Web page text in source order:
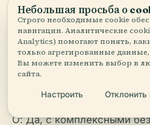
О: В основном для
самостоятельные
использованием ресурсов
центра NTU.
В: Доступен ли
посетителей с
О: Да, с комплексными
Небольшая просьба о
Строго необходимые cookie
навигации. Аналитические
Analytics) помогают понять,
только агрегированные
Вы можете изменить выбор в
сайта.
Настроить Отклонить